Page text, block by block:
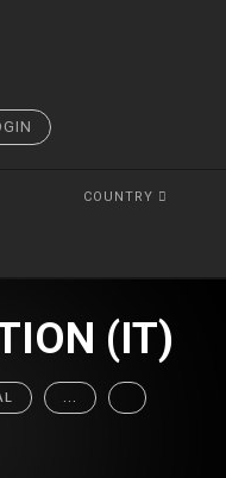
COUNTRY
(IT)
...